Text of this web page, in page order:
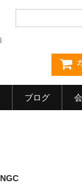
ブログ